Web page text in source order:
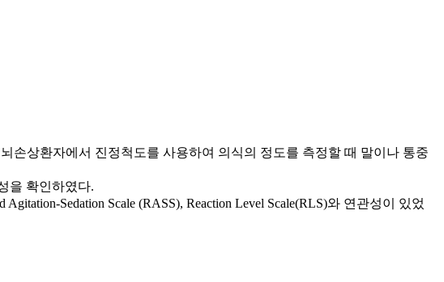
손상환자에서 진정척도를 사용하여 의식의 정도를 측정할 때 말이나 통중
을 확인하였다.
Sedation Scale (RASS), Reaction Level Scale(RLS)와 연관성이 있었